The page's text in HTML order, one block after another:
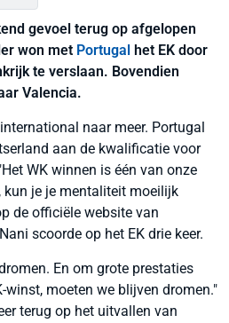
gevoel terug op afgelopen
won met Portugal het EK door
te verslaan. Bovendien
Valencia.
naar meer. Portugal
aan de kwalificatie voor
WK winnen is één van onze
je je mentaliteit moeilijk
de officiële website van
scoorde op het EK drie keer.
En om grote prestaties
winst, moeten we blijven dromen."
terug op het uitvallen van